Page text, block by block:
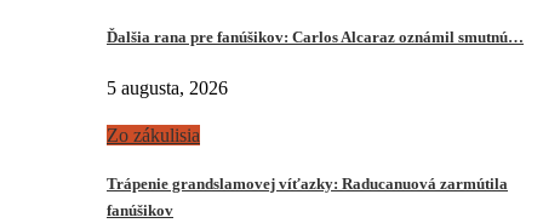
Ďalšia rana pre fanúšikov: Carlos Alcaraz oznámil smutnú…
5 augusta, 2026
Zo zákulisia
Trápenie grandslamovej víťazky: Raducanuová zarmútila
fanúšikov